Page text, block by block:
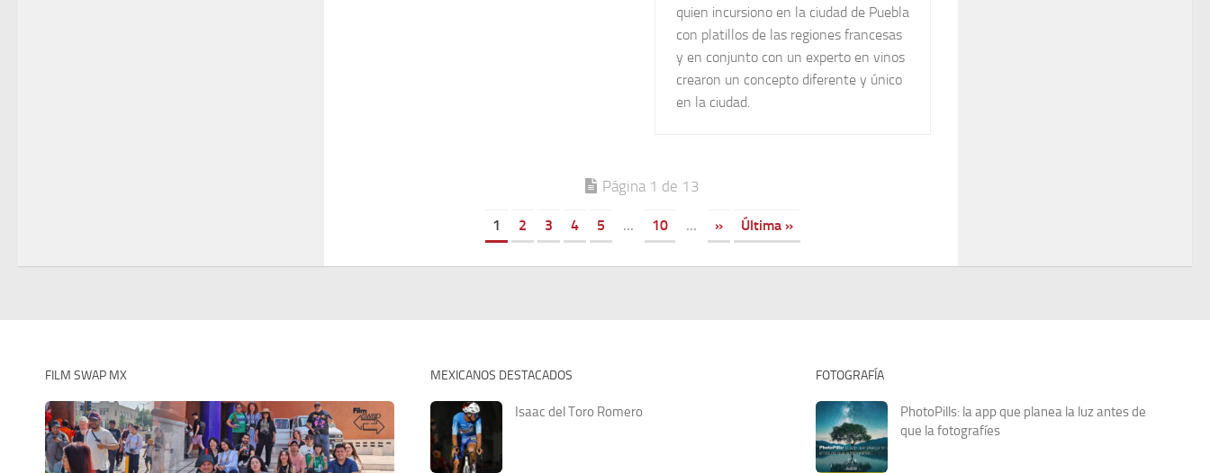
quien incursiono en la ciudad de Puebla
con platillos de las regiones francesas
y en conjunto con un experto en vinos
crearon un concepto diferente y único
en la ciudad.
Página 1 de 13
1 2 3 4 5 ... 10 ... » Última »
FILM SWAP MX MEXICANOS DESTACADOS
Isaac del Toro Romero
FOTOGRAFÍA
PhotoPills: la app que planea la luz antes de
que la fotografíes